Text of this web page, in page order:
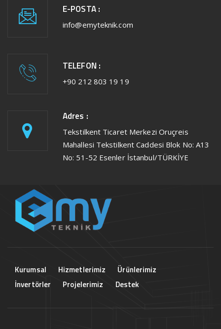
E-POSTA :
info@emyteknik.com
TELEFON :
+90 212 803 19 19
Adres :
Tekstilkent Ticaret Merkezi Oruçreis
Mahallesi Tekstilkent Caddesi Blok No: A13
No: 51-52 Esenler İstanbul/TÜRKİYE
Kurumsal Hizmetlerimiz
Ürünlerimiz
İnvertörler
Projelerimiz Destek